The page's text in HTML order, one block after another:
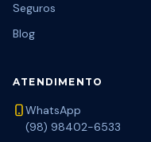
Seguros
Blog
ATENDIMENTO
WhatsApp
(98) 98402-6533